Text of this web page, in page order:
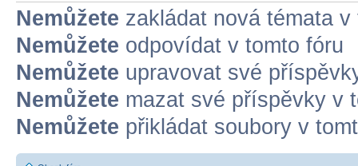
Nemůžete zakládat nová témata v
Nemůžete odpovídat v tomto fóru
Nemůžete upravovat své
Nemůžete mazat své příspěvky v
Nemůžete přikládat soubory v